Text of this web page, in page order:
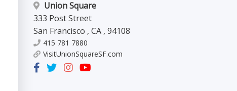
Union Square
333 Post Street
San Francisco , CA , 94108
415 781 7880
VisitUnionSquareSF.com